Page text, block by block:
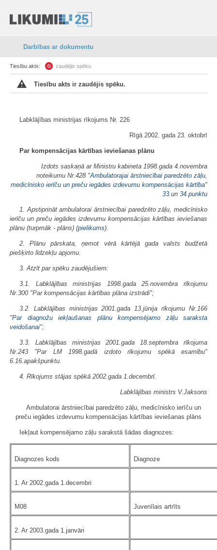
Darbības ar dokumentu
Tiesību akts: zaudējis spēku
Tiesību akts ir zaudējis spēku.
Labklājības ministrijas rīkojums Nr. 226
Rīgā 2002. gada 23. oktobrī
Par kompensācijas kārtības ieviešanas plānu
Izdots saskaņā ar Ministru kabineta 1998.gada 4.novembra
noteikumu Nr.428 "Ambulatorajai ārstniecībai paredzēto zāļu,
medicīnisko ierīču un preču iegādes izdevumu kompensācijas kārtība"
33.un 34.punktu
1. Apstiprināt ambulatorai ārstniecībai paredzēto zāļu, medicīnisko
ierīču un preču iegādes izdevumu kompensācijas kārtības ieviešanas
plānu (turpmāk - plāns) (pielikums).
2. Plānu pārskata, ņemot vērā kārtējā gada valsts budžetā
piešķirto līdzekļu apjomu.
3. Atzīt par spēku zaudējušiem:
3.1. Labklājības ministrijas 1998.gada 25.novembra rīkojumu
Nr.300 "Par kompensācijas kārtības plāna izstrādi";
3.2. Labklājības ministrijas 2001.gada 13.jūnija rīkojumu Nr.166
"Par diagnožu iekļaušanas plānu kompensējamo zāļu saraksta
veidošanai";
3.3. Labklājības ministrijas 2001.gada 18.septembra rīkojuma
Nr.243 "Par LM 1998.gadā izdoto rīkojumu spēkā esamību"
6.16.apakšpunktu.
4. Rīkojums stājas spēkā 2002.gada 1.decembrī.
Labklājības ministrs V.Jaksons
Ambulatorai ārstniecībai paredzēto zāļu, medicīnisko ierīču un
preču iegādes izdevumu kompensācijas kārtības ieviešanas plāns
Iekļaut kompensējamo zāļu sarakstā šādas diagnozes:
Diagnozes kods Diagnoze
1. Ar 2002.gada 1.decembri
M08 Juvenīlais artrīts
2. Ar 2003.gada 1.janvāri